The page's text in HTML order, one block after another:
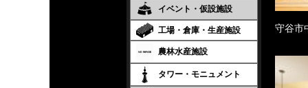
イベント・仮設施設
工場・倉庫・生産施設
農林水産施設
タワー・モニュメント
守谷市